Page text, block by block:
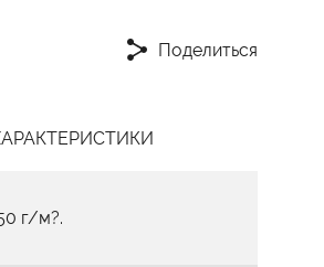
Поделиться
г/м?.